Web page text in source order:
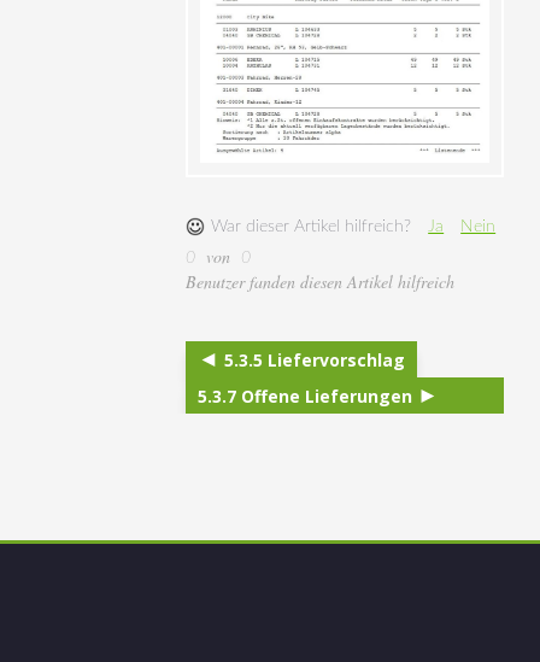
War dieser Artikel hilfreich? Ja
Nein
0
von 0
Benutzer fanden diesen Artikel hilfreich
5.3.5 Liefervorschlag
5.3.7 Offene Lieferungen